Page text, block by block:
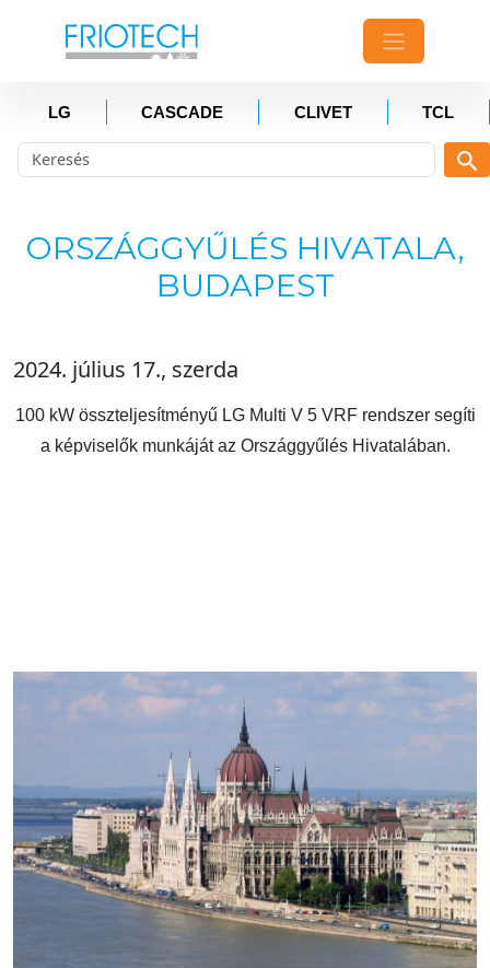
LG CASCADE CLIVET TCL
ORSZÁGGYŰLÉS HIVATALA,
BUDAPEST
2024. július 17., szerda
100 kW összteljesítményű LG Multi V 5 VRF rendszer segíti
a képviselők munkáját az Országgyűlés Hivatalában.